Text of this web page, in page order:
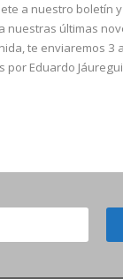
Los
a nuestro boletín
nuestras últimas
te enviaremos 3
por Eduardo Jáuregui